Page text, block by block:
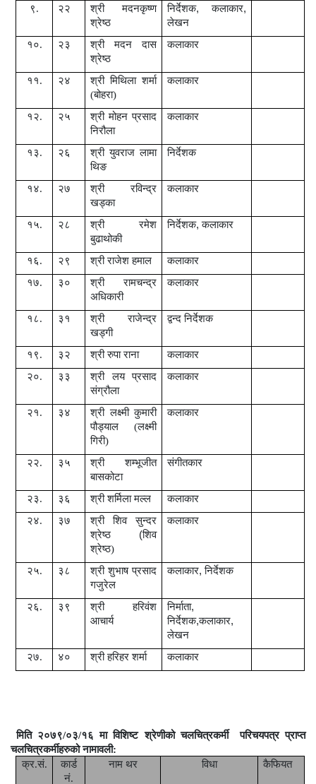
९.
२२
श्री मदनकृष्ण
श्रेष्ठ
निर्देशक,कलाकार,
लेखन
१०.
२३
श्री मदन दास
श्रेष्ठ
कलाकार
११. २४
श्री मिथिला शर्मा
(बोहरा)
कलाकार
१२. २५
श्री मोहन प्रसाद
निरौला
कलाकार
१३. २६
श्री युवराज लामा
थिङ
निर्देशक
१४. २७
श्री रविन्द्र
खड्का
कलाकार
१५. २८
श्री रमेश
बुढाथोकी
निर्देशक,कलाकार
१६. २९ श्री राजेश हमाल
कलाकार
१७.
३०
श्री रामचन्द्र
अधिकारी
कलाकार
१८. ३१
श्री राजेन्द्र
खड्गी
द्वन्द निर्देशक
१९. ३२ श्री रुपा राना
कलाकार
२०.
३३
श्री लय प्रसाद
संग्रौला
कलाकार
२१. ३४
श्री लक्ष्मी कुमारी
पौड्याल (लक्ष्मी
गिरी)
कलाकार
२२. ३५
श्री शम्भूजीत
बासकोटा
संगीतकार
२३. ३६ श्री शर्मिला मल्ल
कलाकार
२४.
३७
श्री शिव सुन्दर
श्रेष्ठ (शिव
श्रेष्ठ)
कलाकार
२५. ३८
श्री शुभाष प्रसाद
गजुरेल
कलाकार,निर्देशक
२६. ३९
श्री हरिवंश
आचार्य
निर्माता,
निर्देशक,कलाकार,
लेखन
२७.
४० श्री हरिहर शर्मा कलाकार
मिति २०७९/०३/१६ मा विशिष्ट श्रेणीको चलचित्रकर्मी
परिचयपत्र प्राप्त
चलचित्रकर्मीहरुको नामावली:
क्र.सं.
कार्ड
नं.
नाम थर विधा कैफियत